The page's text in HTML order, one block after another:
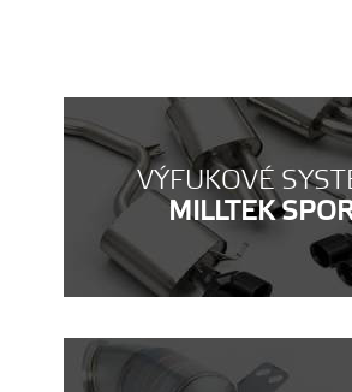
VÝFUKOVÉ
MILLTEK